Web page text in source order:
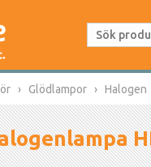
Glödlampor Halogen